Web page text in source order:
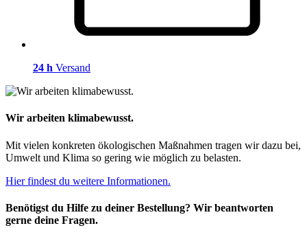
24 h Versand
Wir arbeiten klimabewusst.
Mit vielen konkreten ökologischen Maßnahmen tragen wir dazu bei,
Umwelt und Klima so gering wie möglich zu belasten.
Hier findest du weitere Informationen.
Benötigst du Hilfe zu deiner Bestellung? Wir beantworten
gerne deine Fragen.